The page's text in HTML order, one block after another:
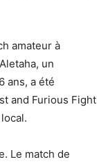
amateur à
un
ans, a été
and Furious Fight
Le match de